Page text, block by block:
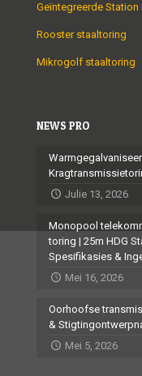
Geïntegreerde Station
Rooster staaltoring
Mikrogolf staaltoring
NEWS PRO
Julie 13, 2026
Monopool
toring | 25m HDG
Spesifikasies &
Mei 16, 2026
Oorhoofse
&
Mei 5, 2026